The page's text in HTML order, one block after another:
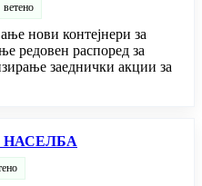
ветено
нови контејнери за
редовен распоред за
заеднички акции за
НАСЕЛБА